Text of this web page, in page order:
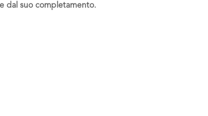
dal suo completamento.